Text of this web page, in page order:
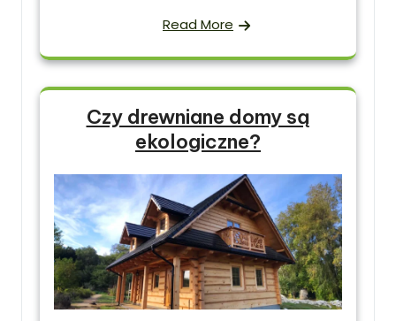
Read More
Czy drewniane domy są
ekologiczne?